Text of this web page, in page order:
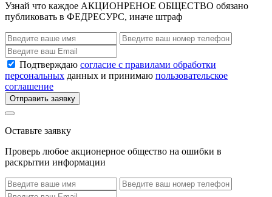
Узнай что каждое АКЦИОНРЕНОЕ ОБЩЕСТВО обязано
публиковать в ФЕДРЕСУРС, иначе штраф
Подтверждаю согласие с правилами обработки
персональных данных и принимаю пользовательское
соглашение
Отправить заявку
Оставьте заявку
Проверь любое акционерное общество на ошибки в
раскрытии информации